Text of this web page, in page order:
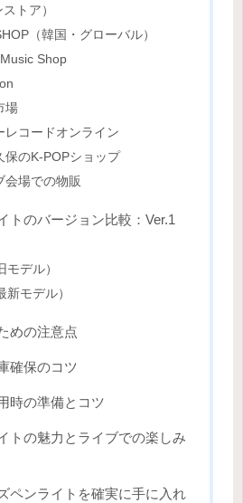
トア）
（韓国・グローバル）
Shop
場
レコードオンライン
保のK-POPショップ
会場での物販
トのバージョン比較：Ver.1
モデル）
新モデル）
めの注意点
確保のコツ
時の準備とコツ
トの魅力とライブでの楽しみ
ペンライトを確実に手に入れ